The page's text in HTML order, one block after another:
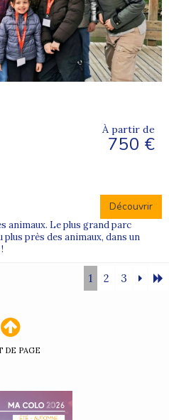
À partir de
750 €
Découvrir
animaux. Le plus grand parc
près des animaux, dans un
1 2 3
DE PAGE